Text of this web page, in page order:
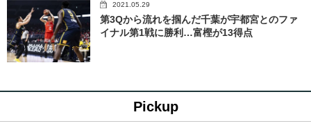
2021.05.29
第3Qから流れを掴んだ千葉が宇都宮とのファ
イナル第1戦に勝利…富樫が13得点
Pickup